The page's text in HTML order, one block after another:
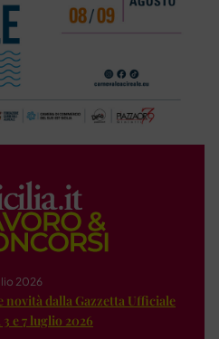
2026
novità dalla Gazzetta Ufficiale
e 7 luglio 2026